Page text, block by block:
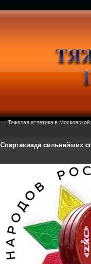
Тяжелая атлетика в Московской
Спартакиада сильнейших